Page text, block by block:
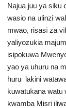
Najua juu ya siku
wasio na ulinzi
mwao, risasi za
yaliyozukia
isipokuwa
yao ya uhuru na
huru lakini
kuwatukana watu
kwamba Misri